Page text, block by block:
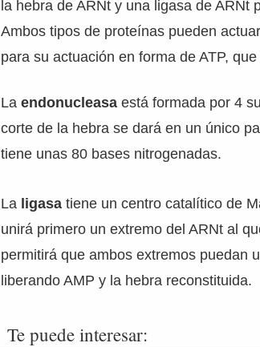
la hebra de ARNt y una ligasa de
Ambos tipos de proteínas pueden
para su actuación en forma de ATP,
Laendonucleasaestá formada por 4
corte de la hebra se dará en un único
tiene unas 80 bases nitrogenadas.
La ligasatiene un centro catalítico de
unirá primero un extremo del ARNt al
permitirá que ambos extremos puedan
liberando AMP y la hebra reconstituida.
Te puede interesar: